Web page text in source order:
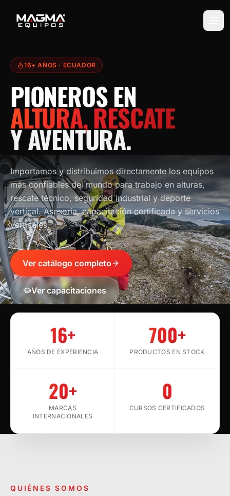
16+ AÑOS · ECUADOR
PIONEROS EN
ALTURA, RESCATE
Y AVENTURA.
Importamos y distribuimos directamente los equipos
más confiables del mundo para trabajo en alturas,
rescate técnico, seguridad industrial y deporte
vertical. Asesoría, capacitación certificada y servicios
verticales.
Ver catálogo completo
Ver capacitaciones
16+
AÑOS DE EXPERIENCIA
700+
PRODUCTOS EN STOCK
20+
MARCAS
INTERNACIONALES
0
CURSOS CERTIFICADOS
QUIÉNES SOMOS